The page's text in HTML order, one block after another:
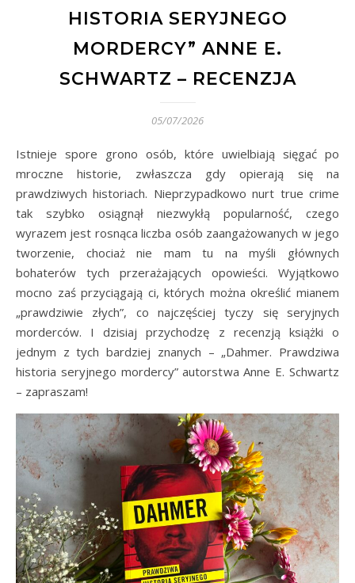
HISTORIA SERYJNEGO
MORDERCY” ANNE E.
SCHWARTZ – RECENZJA
05/07/2026
Istnieje spore grono osób, które uwielbiają sięgać po
mroczne historie, zwłaszcza gdy opierają się na
prawdziwych historiach. Nieprzypadkowo nurt true crime
tak szybko osiągnął niezwykłą popularność, czego
wyrazem jest rosnąca liczba osób zaangażowanych w jego
tworzenie, chociaż nie mam tu na myśli głównych
bohaterów tych przerażających opowieści. Wyjątkowo
mocno zaś przyciągają ci, których można określić mianem
„prawdziwie złych”, co najczęściej tyczy się seryjnych
morderców. I dzisiaj przychodzę z recenzją książki o
jednym z tych bardziej znanych – „Dahmer. Prawdziwa
historia seryjnego mordercy” autorstwa Anne E. Schwartz
– zapraszam!